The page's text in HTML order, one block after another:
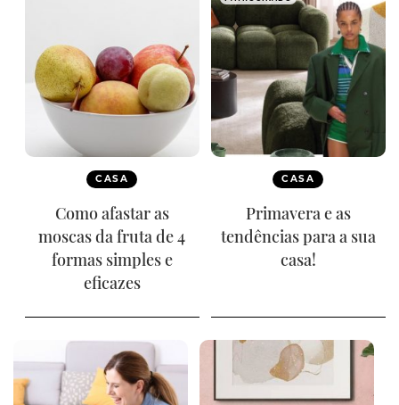
CASA
Como afastar as
moscas da fruta de 4
formas simples e
eficazes
CASA
Primavera e as
tendências para a sua
casa!